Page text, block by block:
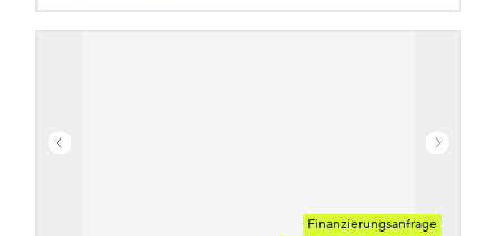
Finanzierungsanfrage